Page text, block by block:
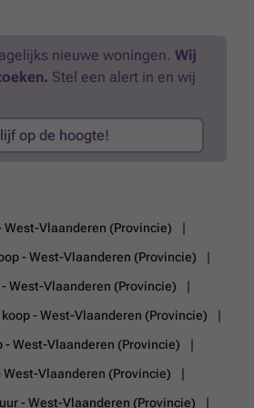
persoonlijke rondleiding. Ontdek zelf de
woonomgeving die dit project
nieuwe woningen. Wij
Stel een alert in en wij
op de hoogte!
West-Vlaanderen (Provincie)
- West-Vlaanderen (Provincie)
West-Vlaanderen (Provincie)
- West-Vlaanderen (Provincie)
- West-Vlaanderen (Provincie)
West-Vlaanderen (Provincie)
- West-Vlaanderen (Provincie)